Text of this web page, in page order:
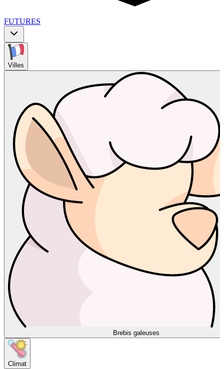
FUTURES
Villes
Brebis galeuses
Climat